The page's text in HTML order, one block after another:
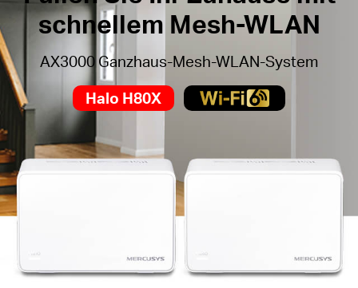
schnellem Mesh-WLAN
AX3000 Ganzhaus-Mesh-WLAN-System
Halo H80X